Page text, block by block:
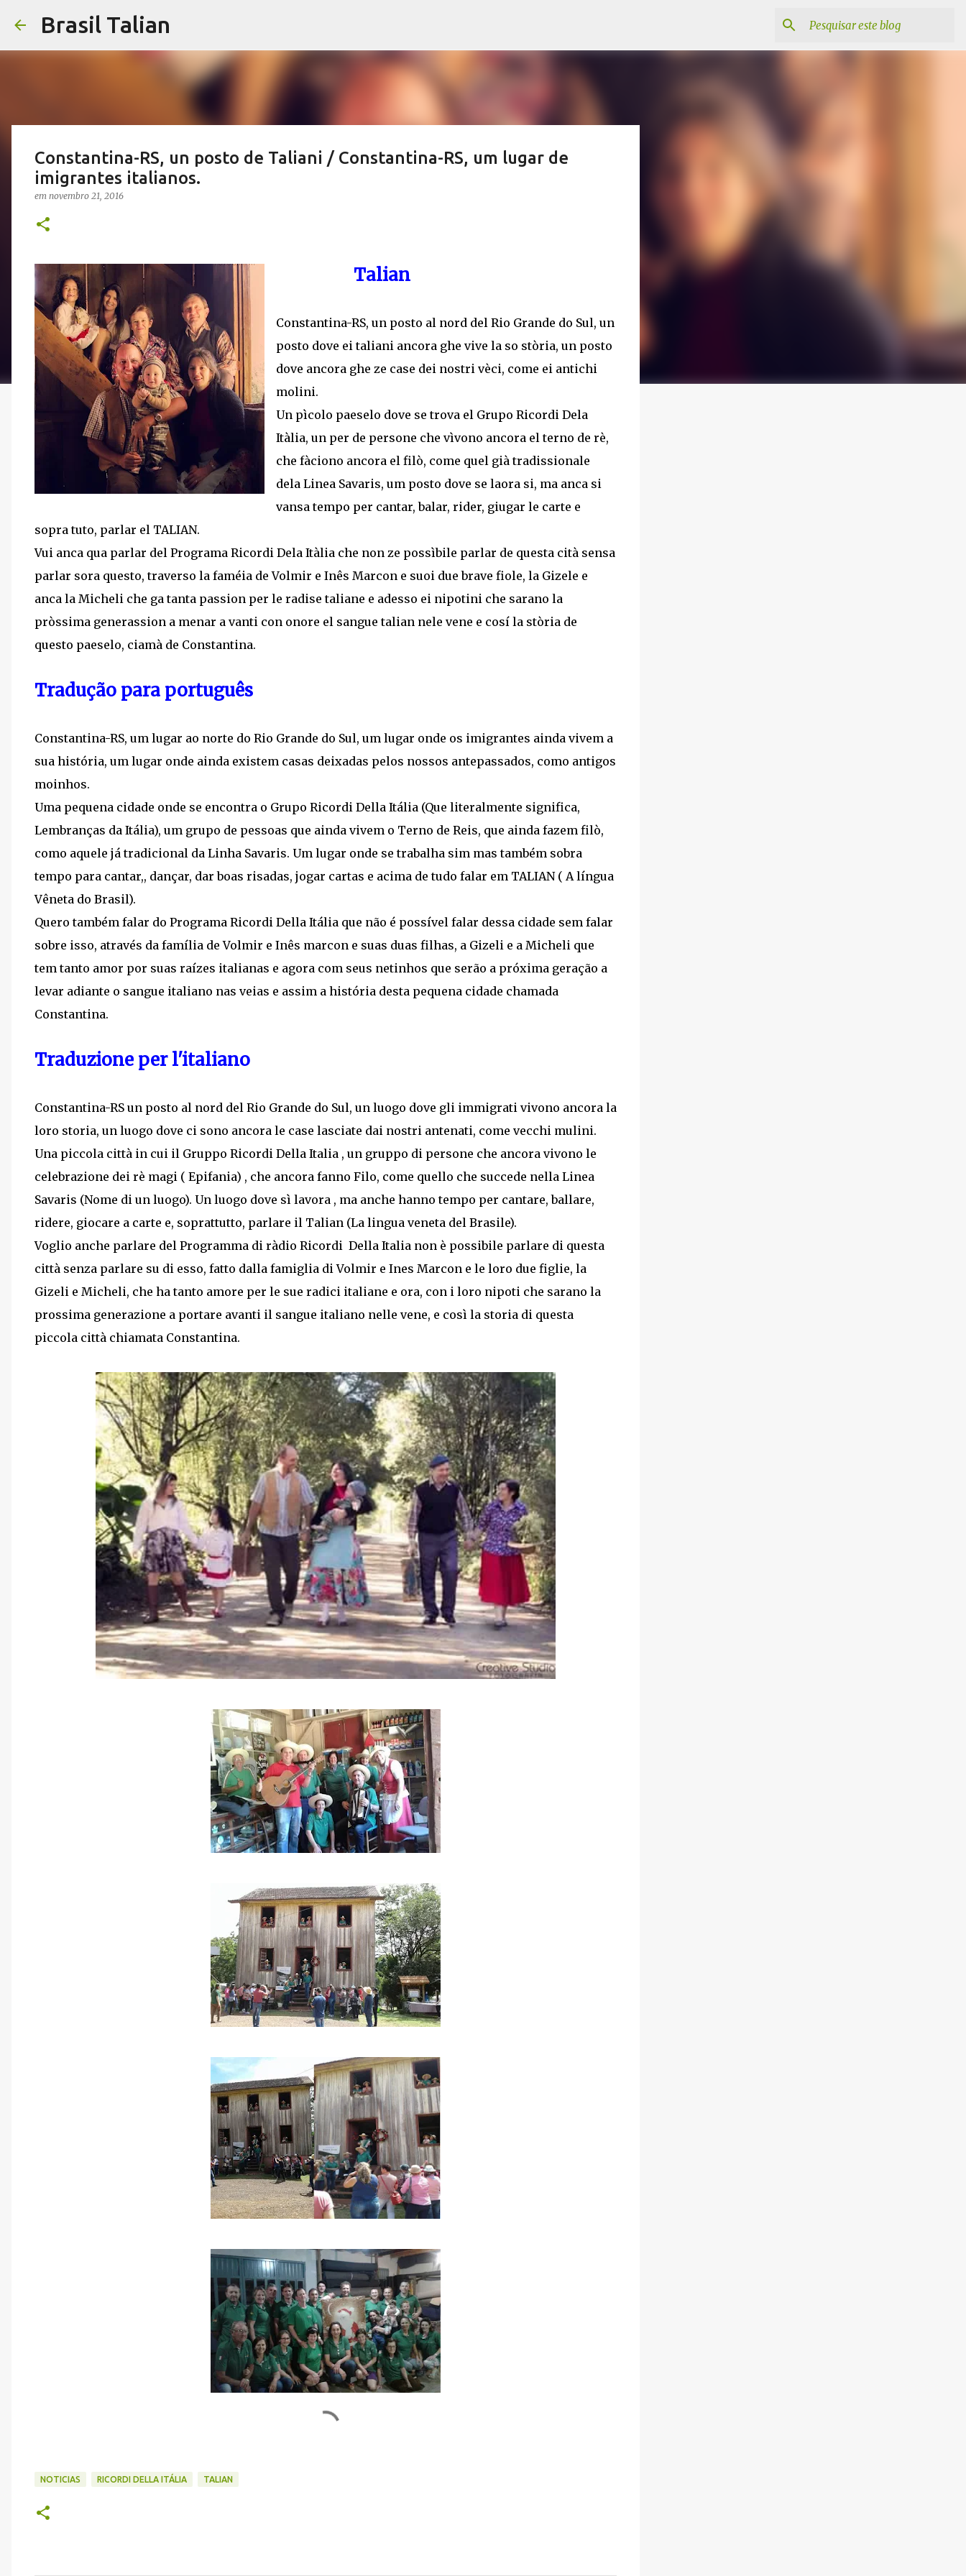
Brasil Talian
Constantina-RS, un posto de Taliani / Constantina-RS, um lugar de
imigrantes italianos.
em novembro 21, 2016
Talian
Constantina-RS, un posto al nord del Rio Grande do Sul, un
posto dove ei taliani ancora ghe vive la so stòria, un posto
dove ancora ghe ze case dei nostri vèci, come ei antichi
molini.
Un pìcolo paeselo dove se trova el Grupo Ricordi Dela
Itàlia, un per de persone che vìvono ancora el terno de rè,
che fàciono ancora el filò, come quel già tradissionale
dela Linea Savaris, um posto dove se laora si, ma anca si
vansa tempo per cantar, balar, rider, giugar le carte e
sopra tuto, parlar el TALIAN.
Vui anca qua parlar del Programa Ricordi Dela Itàlia che non ze possìbile parlar de questa cità sensa
parlar sora questo, traverso la faméia de Volmir e Inês Marcon e suoi due brave fiole, la Gizele e
anca la Micheli che ga tanta passion per le radise taliane e adesso ei nipotini che sarano la
pròssima generassion a menar a vanti con onore el sangue talian nele vene e cosí la stòria de
questo paeselo, ciamà de Constantina.
Tradução para português
Constantina-RS, um lugar ao norte do Rio Grande do Sul, um lugar onde os imigrantes ainda vivem a
sua história, um lugar onde ainda existem casas deixadas pelos nossos antepassados, como antigos
moinhos.
Uma pequena cidade onde se encontra o Grupo Ricordi Della Itália (Que literalmente significa,
Lembranças da Itália), um grupo de pessoas que ainda vivem o Terno de Reis, que ainda fazem filò,
como aquele já tradicional da Linha Savaris. Um lugar onde se trabalha sim mas também sobra
tempo para cantar,, dançar, dar boas risadas, jogar cartas e acima de tudo falar em TALIAN ( A língua
Vêneta do Brasil).
Quero também falar do Programa Ricordi Della Itália que não é possível falar dessa cidade sem falar
sobre isso, através da família de Volmir e Inês marcon e suas duas filhas, a Gizeli e a Micheli que
tem tanto amor por suas raízes italianas e agora com seus netinhos que serão a próxima geração a
levar adiante o sangue italiano nas veias e assim a história desta pequena cidade chamada
Constantina.
Traduzione per l'italiano
Constantina-RS un posto al nord del Rio Grande do Sul, un luogo dove gli immigrati vivono ancora la
loro storia, un luogo dove ci sono ancora le case lasciate dai nostri antenati, come vecchi mulini.
Una piccola città in cui il Gruppo Ricordi Della Italia , un gruppo di persone che ancora vivono le
celebrazione dei rè magi ( Epifania) , che ancora fanno Filo, come quello che succede nella Linea
Savaris (Nome di un luogo). Un luogo dove sì lavora , ma anche hanno tempo per cantare, ballare,
ridere, giocare a carte e, soprattutto, parlare il Talian (La lingua veneta del Brasile).
Voglio anche parlare del Programma di ràdio Ricordi Della Italia non è possibile parlare di questa
città senza parlare su di esso, fatto dalla famiglia di Volmir e Ines Marcon e le loro due figlie, la
Gizeli e Micheli, che ha tanto amore per le sue radici italiane e ora, con i loro nipoti che sarano la
prossima generazione a portare avanti il ​​sangue italiano nelle vene, e così la storia di questa
piccola città chiamata Constantina.
NOTICIAS RICORDI DELLA ITÁLIA TALIAN